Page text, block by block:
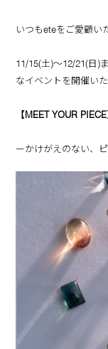
いつもeteをご愛顧い
11/15(土)～12/21(日)
なイベントを開催いた
【MEET YOUR PIECE
ーかけがえのない、ピ